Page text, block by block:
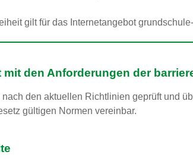
gilt für das Internetangebot
mit den Anforderungen der
den aktuellen Richtlinien geprüft und
gültigen Normen vereinbar.